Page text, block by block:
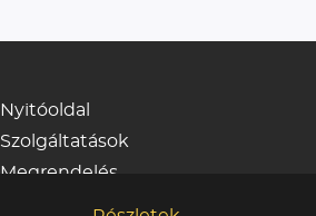
Nyitóoldal
Szolgáltatások
Megrendelés